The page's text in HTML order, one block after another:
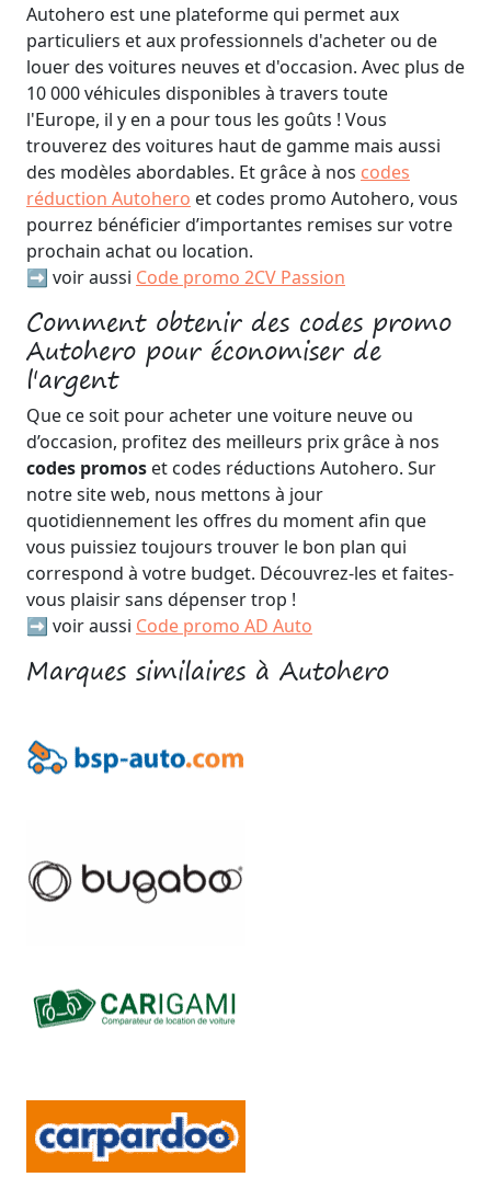
Autohero est une plateforme qui permet aux
particuliers et aux professionnels d'acheter ou de
louer des voitures neuves et d'occasion. Avec plus de
10 000 véhicules disponibles à travers toute
l'Europe, il y en a pour tous les goûts ! Vous
trouverez des voitures haut de gamme mais aussi
des modèles abordables. Et grâce à nos codes
réduction Autohero et codes promo Autohero, vous
pourrez bénéficier d’importantes remises sur votre
prochain achat ou location.
➡️ voir aussi Code promo 2CV Passion
Comment obtenir des codes promo
Autohero pour économiser de
l'argent
Que ce soit pour acheter une voiture neuve ou
d’occasion, profitez des meilleurs prix grâce à nos
codes promos et codes réductions Autohero. Sur
notre site web, nous mettons à jour
quotidiennement les offres du moment afin que
vous puissiez toujours trouver le bon plan qui
correspond à votre budget. Découvrez-les et faites-
vous plaisir sans dépenser trop !
➡️ voir aussi Code promo AD Auto
Marques similaires à Autohero